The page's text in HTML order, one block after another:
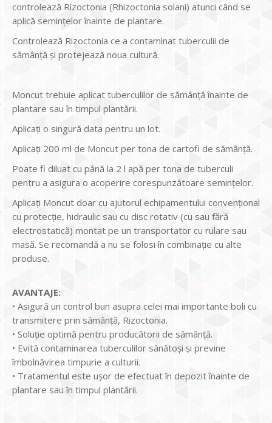
controlează Rizoctonia (Rhizoctonia solani) atunci când se
aplică semințelor înainte de plantare.
Controlează Rizoctonia ce a contaminat tuberculii de
sămânță și protejează noua cultură.
Moncut trebuie aplicat tuberculilor de sămânță înainte de
plantare sau în timpul plantării.
Aplicați o singură data pentru un lot.
Aplicați 200 ml de Moncut per tona de cartofi de sămânță.
Poate fi diluat cu până la 2 l apă per tona de tuberculi
pentru a asigura o acoperire corespunzătoare semințelor.
Aplicați Moncut doar cu ajutorul echipamentului convențional
cu protecție, hidraulic sau cu disc rotativ (cu sau fără
electrostatică) montat pe un transportator cu rulare sau
masă. Se recomandă a nu se folosi în combinație cu alte
produse.
AVANTAJE:
• Asigură un control bun asupra celei mai importante boli cu
transmitere prin sămânță, Rizoctonia.
• Soluție optimă pentru producătorii de sămânță.
• Evită contaminarea tuberculilor sănătoși și previne
îmbolnăvirea timpurie a culturii.
• Tratamentul este ușor de efectuat în depozit înainte de
plantare sau în timpul plantării.